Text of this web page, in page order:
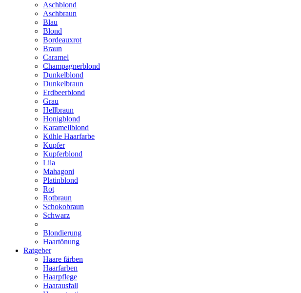
Aschblond
Aschbraun
Blau
Blond
Bordeauxrot
Braun
Caramel
Champagnerblond
Dunkelblond
Dunkelbraun
Erdbeerblond
Grau
Hellbraun
Honigblond
Karamellblond
Kühle Haarfarbe
Kupfer
Kupferblond
Lila
Mahagoni
Platinblond
Rot
Rotbraun
Schokobraun
Schwarz
Blondierung
Haartönung
Ratgeber
Haare färben
Haarfarben
Haarpflege
Haarausfall